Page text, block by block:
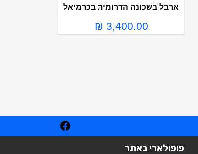
ארבל בשכונה הדרומית בכרמיאל
3,400.00 ₪
פופולארי באתר